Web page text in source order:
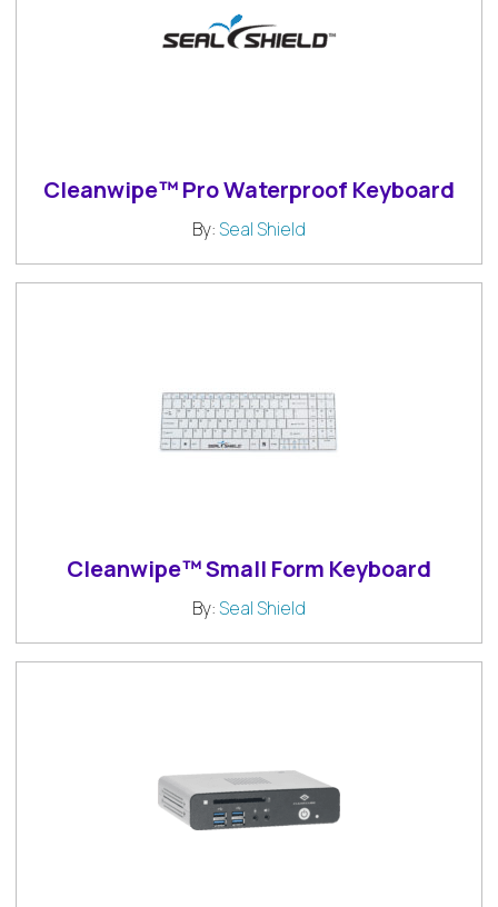
Cleanwipe™ Pro Waterproof Keyboard
By:Seal Shield
Cleanwipe™ Small Form Keyboard
By:Seal Shield